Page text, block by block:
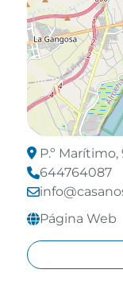
P.º
644764087
Página Web